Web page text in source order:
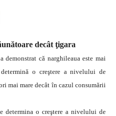
decât ţigara
că narghileaua este mai
o creştere a nivelului de
mai mare decât în cazul consumării
determina o creştere a nivelului de